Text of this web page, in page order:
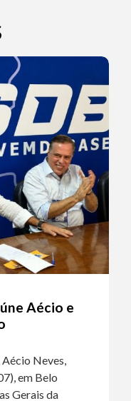
Aécio e
Neves,
em Belo
Gerais da